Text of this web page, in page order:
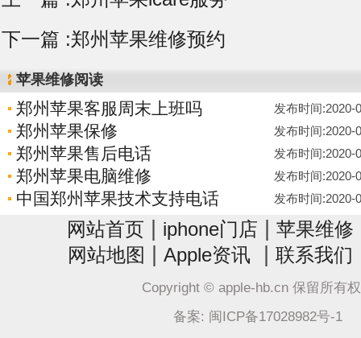
下一篇 :郑州苹果维修预约
苹果维修阅读
郑州苹果客服周末上班吗 发布时间:2020-
郑州苹果保修 发布时间:2020-
郑州苹果售后电话 发布时间:2020-
郑州苹果电脑维修 发布时间:2020-
中国郑州苹果技术支持电话 发布时间:2020-
网站首页 iphone门店 苹果维修
网站地图 Apple资讯 联系我们
Copyright © apple-hb.cn 保留所有
备案: 闽ICP备17028982号-1